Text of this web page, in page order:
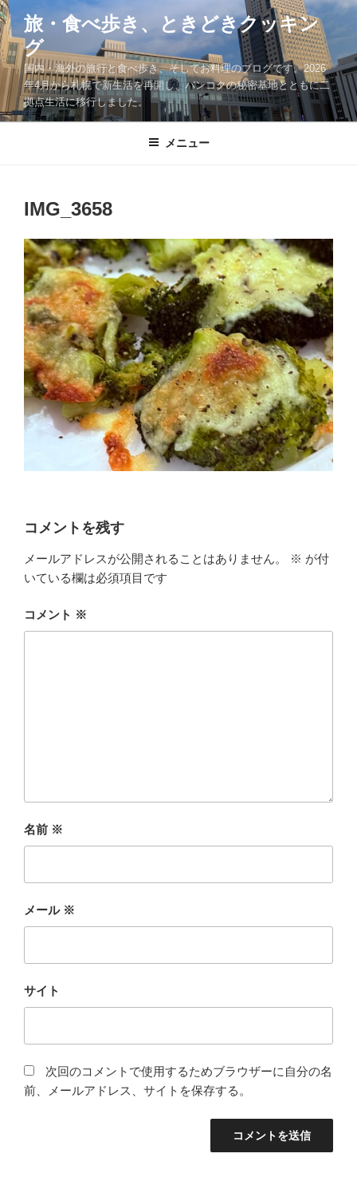
コ
ン
テ
ン
ツ
へ
ス
旅・食べ歩き、ときどきクッキン
グ
国内・海外の旅行と食べ歩き、そしてお料理のブログです。2026
年4月から札幌で新生活を再開し、バンコクの秘密基地とともに二
拠点生活に移行しました。
メニュー
IMG_3658
コメントを残す
メールアドレスが公開されることはありません。 ※ が付
いている欄は必須項目です
コメント ※
名前 ※
メール ※
サイト
次回のコメントで使用するためブラウザーに自分の名
前、メールアドレス、サイトを保存する。